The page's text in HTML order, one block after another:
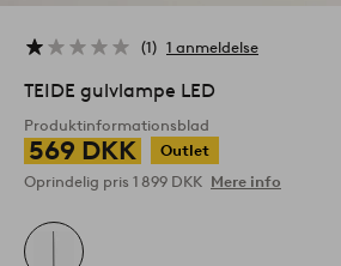
1 1 anmeldelse
TEIDE gulvlampe LED
Produktinformationsblad
569 DKK
Outlet
Oprindelig pris 1 899 DKK Mere info